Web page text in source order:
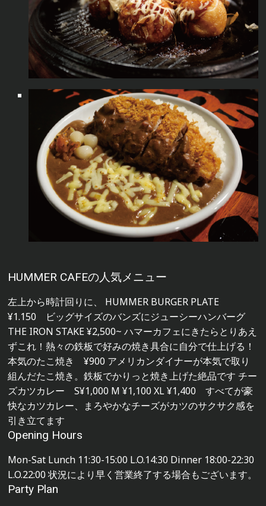
HUMMER CAFEの人気メニュー
左上から時計回りに、 HUMMER BURGER PLATE
¥1.150 ビッグサイズのバンズにジューシーハンバーグ
THE IRON STAKE ¥2,500~ ハマーカフェにきたらとりあえ
ずこれ！熱々の鉄板で好みの焼き具合に自分で仕上げる！
本気のたこ焼き ¥900 アメリカンダイナーが本気で取り
組んだたこ焼き。鉄板でかりっと焼き上げた絶品です チー
ズカツカレー S¥1,000 M ¥1,100 XL ¥1,400 すべてが豪
快なカツカレー、まろやかなチーズがカツのサクサク感を
引き立てます
Opening Hours
Mon-Sat Lunch 11:30-15:00 L.O.14:30 Dinner 18:00-22:30
L.O.22:00 状況により早く営業終了する場合もございます。
Party Plan